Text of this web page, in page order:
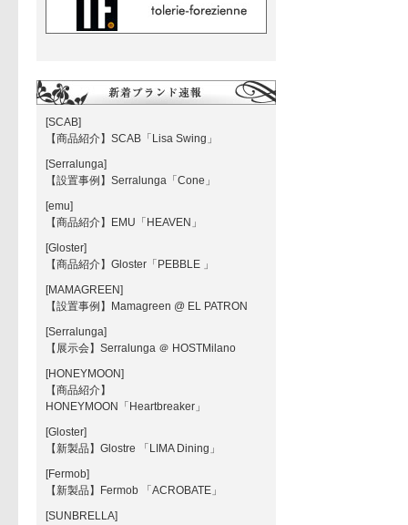
[SCAB]
【商品紹介】SCAB「Lisa Swing」
[Serralunga]
【設置事例】Serralunga「Cone」
[emu]
【商品紹介】EMU「HEAVEN」
[Gloster]
【商品紹介】Gloster「PEBBLE 」
[MAMAGREEN]
【設置事例】Mamagreen @ EL PATRON
[Serralunga]
【展示会】Serralunga ＠ HOSTMilano
[HONEYMOON]
【商品紹介】
HONEYMOON「Heartbreaker」
[Gloster]
【新製品】Glostre 「LIMA Dining」
[Fermob]
【新製品】Fermob 「ACROBATE」
[SUNBRELLA]